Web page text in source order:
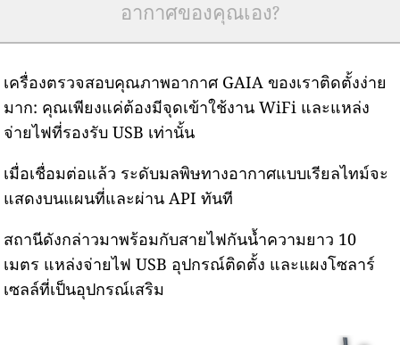
อากาศของคุณเอง?
เครื่องตรวจสอบคุณภาพอากาศ GAIA ของเราติดตั้งง่าย
มาก: คุณเพียงแค่ต้องมีจุดเข้าใช้งาน WiFi และแหล่ง
จ่ายไฟที่รองรับ USB เท่านั้น
เมื่อเชื่อมต่อแล้ว ระดับมลพิษทางอากาศแบบเรียลไทม์จะ
แสดงบนแผนที่และผ่าน API ทันที
สถานีดังกล่าวมาพร้อมกับสายไฟกันน้ำความยาว 10
เมตร แหล่งจ่ายไฟ USB อุปกรณ์ติดตั้ง และแผงโซลาร์
เซลล์ที่เป็นอุปกรณ์เสริม